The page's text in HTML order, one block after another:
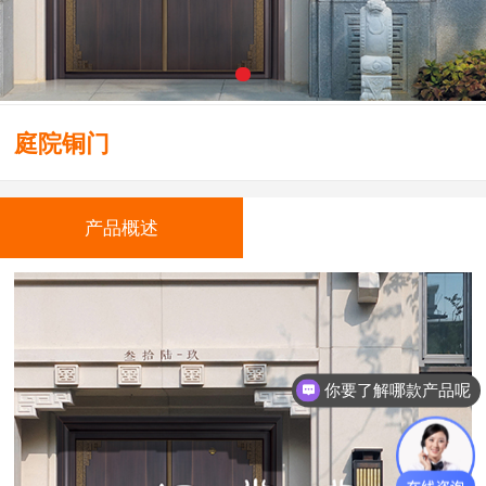
庭院铜门
产品概述
你要了解哪款产品呢